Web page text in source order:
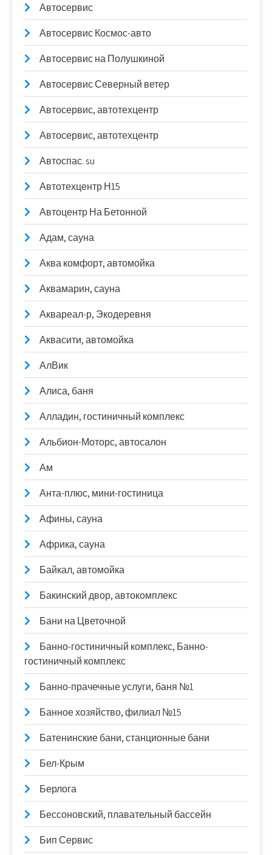
Автосервис
Автосервис Космос-авто
Автосервис на Полушкиной
Автосервис Северный ветер
Автосервис, автотехцентр
Автосервис, автотехцентр
Автоспас. su
Автотехцентр Н15
Автоцентр На Бетонной
Адам, сауна
Аква комфорт, автомойка
Аквамарин, сауна
Аквареал-р, Экодеревня
Аквасити, автомойка
АлВик
Алиса, баня
Алладин, гостиничный комплекс
Альбион-Моторс, автосалон
Ам
Анта-плюс, мини-гостиница
Афины, сауна
Африка, сауна
Байкал, автомойка
Бакинский двор, автокомплекс
Бани на Цветочной
Банно-гостиничный комплекс, Банно-
гостиничный комплекс
Банно-прачечные услуги, баня №1
Банное хозяйство, филиал №15
Батенинские бани, станционные бани
Бел-Крым
Берлога
Бессоновский, плавательный бассейн
Бип Сервис